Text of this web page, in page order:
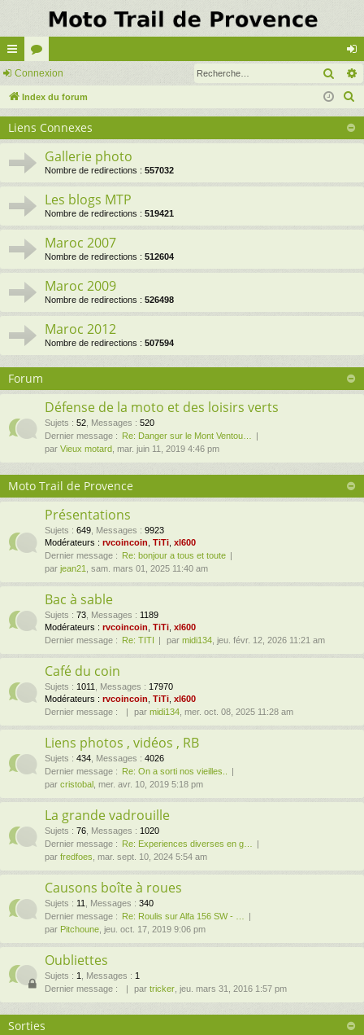
cc
ès
ra
or
u
on
ne
xi
Connexion
Index du forum
Liens Connexes
Gallerie photo
Nombre de redirections : 557032
Les blogs MTP
Nombre de redirections : 519421
Maroc 2007
Nombre de redirections : 512604
Maroc 2009
Nombre de redirections : 526498
Maroc 2012
Nombre de redirections : 507594
Forum
Défense de la moto et des loisirs verts
Sujets : 52 Messages : 520
Dernier message :
Re: Danger sur le Mont Ventou…
par Vieux motard , mar. juin 11, 2019 4:46 pm
Moto Trail de Provence
Présentations
Sujets : 649 Messages : 9923
Modérateurs : rvcoincoin TiTi xl600
Dernier message :
Re: bonjour a tous et toute
par jean21 , sam. mars 01, 2025 11:40 am
Bac à sable
Sujets : 73 Messages : 1189
Modérateurs : rvcoincoin TiTi xl600
Dernier message :
Re: TITI par midi134 , jeu. févr. 12, 2026 11:21 am
Café du coin
Sujets : 1011 Messages : 17970
Modérateurs : rvcoincoin TiTi xl600
Dernier message :
par midi134 , mer. oct. 08, 2025 11:28 am
Liens photos , vidéos , RB
Sujets : 434 Messages : 4026
Dernier message :
Re: On a sorti nos vieilles..
par cristobal , mer. avr. 10, 2019 5:18 pm
La grande vadrouille
Sujets : 76 Messages : 1020
Dernier message :
Re: Experiences diverses en g…
par fredfoes , mar. sept. 10, 2024 5:54 am
Causons boîte à roues
Sujets : 11 Messages : 340
Dernier message :
Re: Roulis sur Alfa 156 SW - …
par Pitchoune , jeu. oct. 17, 2019 9:06 pm
Oubliettes
Sujets : 1 Messages : 1
Dernier message :
par tricker , jeu. mars 31, 2016 1:57 pm
Sorties